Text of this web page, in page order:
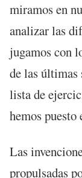
miramos en
analizar las
jugamos con
de las últimas
lista de
hemos
Las
propulsadas